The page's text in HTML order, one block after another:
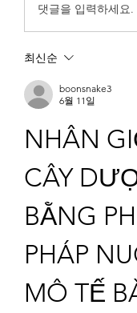
댓글을 입력하세요.
최신순
boonsnake3
6월 11일
NHÂN
CÂY
BẰNG
PHÁP
MÔ TẾ